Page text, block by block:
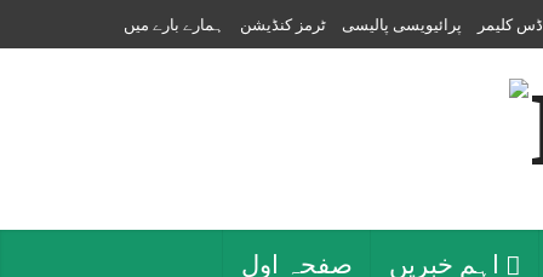
ہمارے بارے میں ٹرمز کنڈیشن پرائیویسی پالیسی ڈس کلیمر
صفحہ اول اہم خبریں